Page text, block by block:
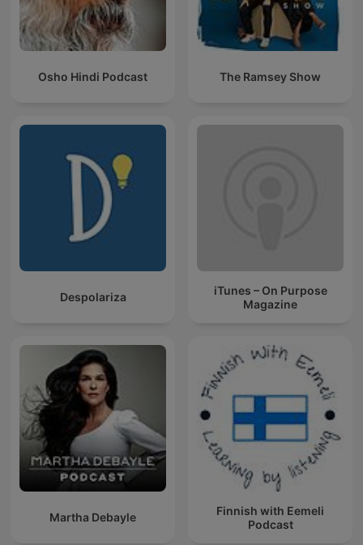
Osho Hindi Podcast The Ramsey Show
Despolariza
iTunes – On Purpose
Magazine
Martha Debayle
Finnish with Eemeli
Podcast